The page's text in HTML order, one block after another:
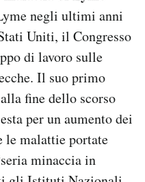
negli ultimi anni
Uniti, il Congresso
di lavoro sulle
Il suo primo
fine dello scorso
per un aumento dei
le malattie portate
minaccia in